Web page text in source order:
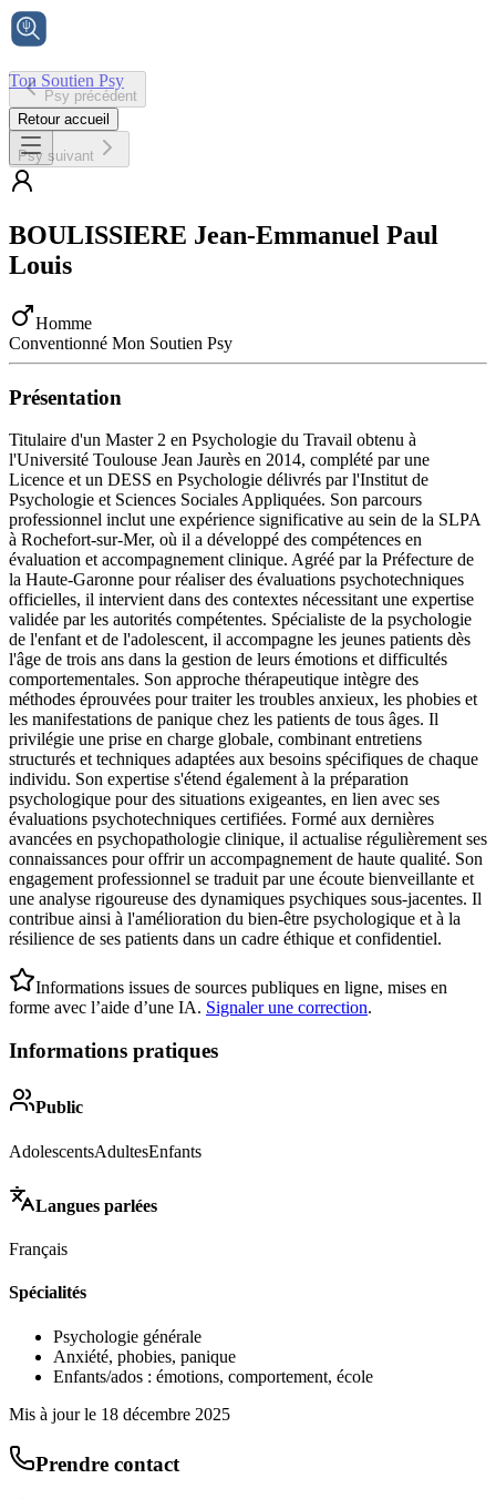
Ton Soutien Psy
Accueil
Psy précédent
Retour accueil
Psy suivant
BOULISSIERE Jean-Emmanuel Paul
Louis
Homme
Conventionné Mon Soutien Psy
Présentation
Titulaire d'un Master 2 en Psychologie du Travail obtenu à
l'Université Toulouse Jean Jaurès en 2014, complété par une
Licence et un DESS en Psychologie délivrés par l'Institut de
Psychologie et Sciences Sociales Appliquées. Son parcours
professionnel inclut une expérience significative au sein de la SLPA
à Rochefort-sur-Mer, où il a développé des compétences en
évaluation et accompagnement clinique. Agréé par la Préfecture de
la Haute-Garonne pour réaliser des évaluations psychotechniques
officielles, il intervient dans des contextes nécessitant une expertise
validée par les autorités compétentes. Spécialiste de la psychologie
de l'enfant et de l'adolescent, il accompagne les jeunes patients dès
l'âge de trois ans dans la gestion de leurs émotions et difficultés
comportementales. Son approche thérapeutique intègre des
méthodes éprouvées pour traiter les troubles anxieux, les phobies et
les manifestations de panique chez les patients de tous âges. Il
privilégie une prise en charge globale, combinant entretiens
structurés et techniques adaptées aux besoins spécifiques de chaque
individu. Son expertise s'étend également à la préparation
psychologique pour des situations exigeantes, en lien avec ses
évaluations psychotechniques certifiées. Formé aux dernières
avancées en psychopathologie clinique, il actualise régulièrement ses
connaissances pour offrir un accompagnement de haute qualité. Son
engagement professionnel se traduit par une écoute bienveillante et
une analyse rigoureuse des dynamiques psychiques sous-jacentes. Il
contribue ainsi à l'amélioration du bien-être psychologique et à la
résilience de ses patients dans un cadre éthique et confidentiel.
Informations issues de sources publiques en ligne, mises en
forme avec l’aide d’une IA. Signaler une correction.
Informations pratiques
Public
AdolescentsAdultesEnfants
Langues parlées
Français
Spécialités
Psychologie générale
Anxiété, phobies, panique
Enfants/ados : émotions, comportement, école
Mis à jour le 18 décembre 2025
Prendre contact